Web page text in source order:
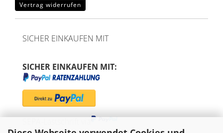
Vertrag widerrufen
SICHER EINKAUFEN MIT
SICHER EINKAUFEN MIT: